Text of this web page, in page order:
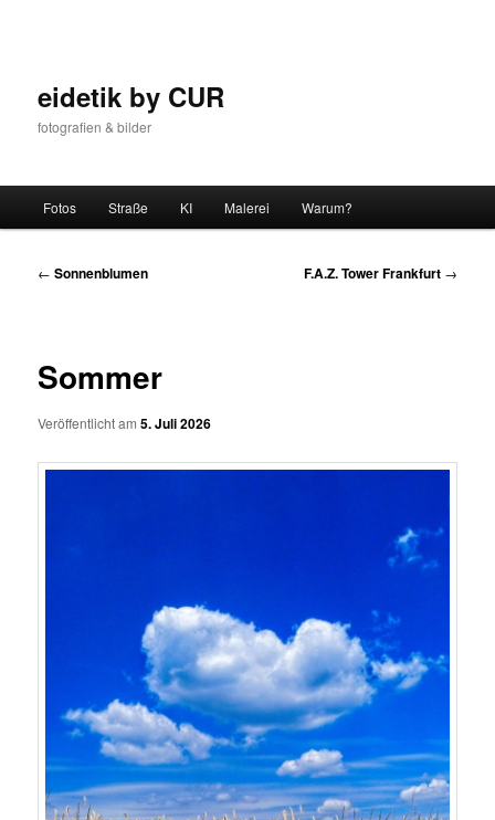
eidetik by CUR
fotografien & bilder
Fotos Straße KI Malerei Warum?
Beitrags-
← Sonnenblumen F.A.Z. Tower Frankfurt →
Sommer
Veröffentlicht am5. Juli 2026